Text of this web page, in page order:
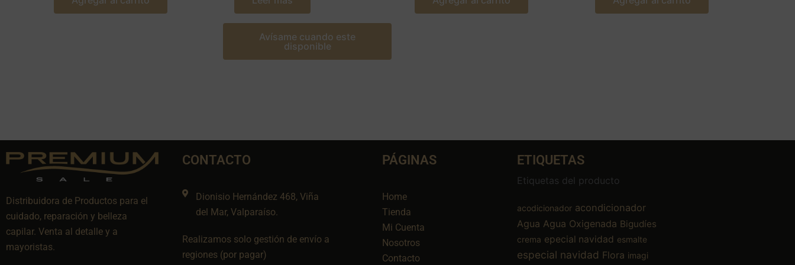
Avísame cuando este
disponible
Distribuidora de Productos para el
cuidado, reparación y belleza
capilar. Venta al detalle y a
mayoristas.
CONTACTO
Dionisio Hernández 468, Viña
del Mar, Valparaíso.
Realizamos solo gestión de envío a
regiones (por pagar)
PÁGINAS
Home
Tienda
Mi Cuenta
Nosotros
Contacto
ETIQUETAS
Etiquetas del producto
acodicionador acondicionador
Agua Agua Oxigenada Bigudíes
crema epecial navidad esmalte
especial navidad Flora imagi